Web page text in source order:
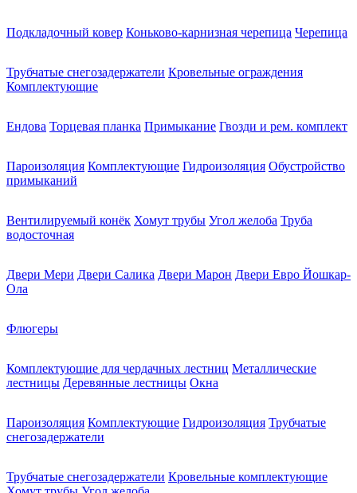
Подкладочный ковер Коньково-карнизная черепица Черепица
Трубчатые снегозадержатели Кровельные ограждения
Комплектующие
Ендова Торцевая планка Примыкание Гвозди и рем. комплект
Пароизоляция Комплектующие Гидроизоляция Обустройство
примыканий
Вентилируемый конёк Хомут трубы Угол желоба Труба
водосточная
Двери Мери Двери Салика Двери Марон Двери Евро Йошкар-
Ола
Флюгеры
Комплектующие для чердачных лестниц Металлические
лестницы Деревянные лестницы Окна
Пароизоляция Комплектующие Гидроизоляция Трубчатые
снегозадержатели
Трубчатые снегозадержатели Кровельные комплектующие